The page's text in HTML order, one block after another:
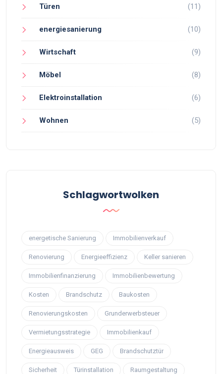
Türen (11)
energiesanierung (10)
Wirtschaft (9)
Möbel (8)
Elektroinstallation (6)
Wohnen (5)
Schlagwortwolken
energetische Sanierung Immobilienverkauf
Renovierung Energieeffizienz Keller sanieren
Immobilienfinanzierung Immobilienbewertung
Kosten Brandschutz Baukosten
Renovierungskosten Grunderwerbsteuer
Vermietungsstrategie Immobilienkauf
Energieausweis GEG Brandschutztür
Sicherheit Türinstallation Raumgestaltung